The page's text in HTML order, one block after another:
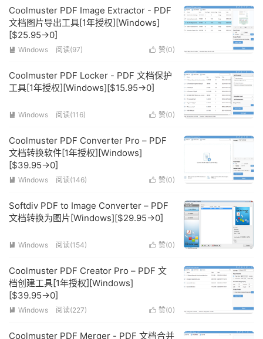
Coolmuster PDF Image Extractor - PDF
文档图片导出工具[1年授权][Windows]
[$25.95→0]
 赞(0)
 Windows 阅读(97)
Coolmuster PDF Locker - PDF 文档保护
工具[1年授权][Windows][$15.95→0]
 赞(0)
 Windows 阅读(116)
Coolmuster PDF Converter Pro – PDF
文档转换软件[1年授权][Windows]
[$39.95→0]
 赞(0)
 Windows 阅读(146)
Softdiv PDF to Image Converter – PDF
文档转换为图片[Windows][$29.95→0]
 赞(0)
 Windows 阅读(154)
Coolmuster PDF Creator Pro – PDF 文
档创建工具[1年授权][Windows]
[$39.95→0]
 赞(0)
 Windows 阅读(227)
Coolmuster PDF Merger - PDF 文档合并